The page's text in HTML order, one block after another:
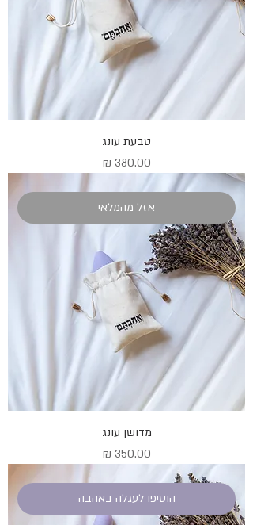
טבעת עונג
מחיר
אזל מהמלאי
מדושן עונג
מחיר
הוסיפו לעגלה באהבה